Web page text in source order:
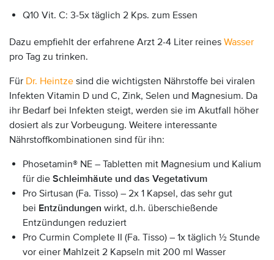
Q10 Vit. C: 3-5x täglich 2 Kps. zum Essen
Dazu empfiehlt der erfahrene Arzt 2-4 Liter reines Wasser
pro Tag zu trinken.
Für Dr. Heintze sind die wichtigsten Nährstoffe bei viralen
Infekten Vitamin D und C, Zink, Selen und Magnesium. Da
ihr Bedarf bei Infekten steigt, werden sie im Akutfall höher
dosiert als zur Vorbeugung. Weitere interessante
Nährstoffkombinationen sind für ihn:
Phosetamin® NE – Tabletten mit Magnesium und Kalium
für die Schleimhäute und das Vegetativum
Pro Sirtusan (Fa. Tisso) – 2x 1 Kapsel, das sehr gut
bei Entzündungen wirkt, d.h. überschießende
Entzündungen reduziert
Pro Curmin Complete II (Fa. Tisso) – 1x täglich ½ Stunde
vor einer Mahlzeit 2 Kapseln mit 200 ml Wasser